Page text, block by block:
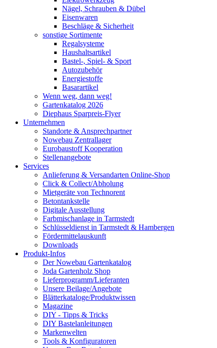
Nägel, Schrauben & Dübel
Eisenwaren
Beschläge & Sicherheit
sonstige Sortimente
Regalsysteme
Haushaltsartikel
Bastel-, Spiel- & Sport
Autozubehör
Energiestoffe
Basarartikel
Wenn weg, dann weg!
Gartenkatalog 2026
Diephaus Sparpreis-Flyer
Unternehmen
Standorte & Ansprechpartner
Nowebau Zentrallager
Eurobaustoff Kooperation
Stellenangebote
Services
Anlieferung & Versandarten Online-Shop
Click & Collect/Abholung
Mietgeräte von Technorent
Betontankstelle
Digitale Ausstellung
Farbmischanlage in Tarmstedt
Schlüsseldienst in Tarmstedt & Hambergen
Fördermittelauskunft
Downloads
Produkt-Infos
Der Nowebau Gartenkatalog
Joda Gartenholz Shop
Lieferprogramm/Lieferanten
Unsere Beilage/Angebote
Blätterkataloge/Produktwissen
Magazine
DIY - Tipps & Tricks
DIY Bastelanleitungen
Markenwelten
Tools & Konfiguratoren